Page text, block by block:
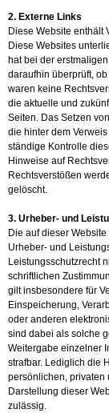
2. Externe Links
Diese Website enthält
Diese Websites
hat bei der
daraufhin überprüft,
waren keine
die aktuelle und
Seiten. Das Setzen
die hinter dem
ständige Kontrolle
Hinweise auf
Rechtsverstößen
gelöscht.
3. Urheber- und
Die auf dieser
Urheber- und
Leistungsschutzrecht
schriftlichen
gilt insbesondere für
Einspeicherung,
oder anderen
sind dabei als solche
Weitergabe einzelner
strafbar. Lediglich die
persönlichen, privaten
Darstellung dieser
zulässig.